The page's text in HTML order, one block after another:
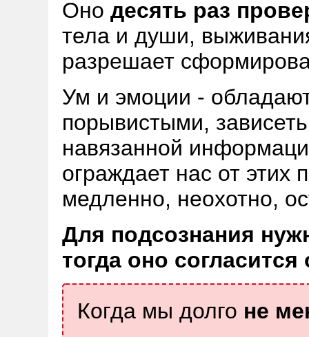
Оно десять раз
тела и души,
разрешает
Ум и эмоции -
порывистыми,
навязанной
ограждает нас от этих
медленно, неохотно,
Для подсознания
тогда оно
Когда мы долго не